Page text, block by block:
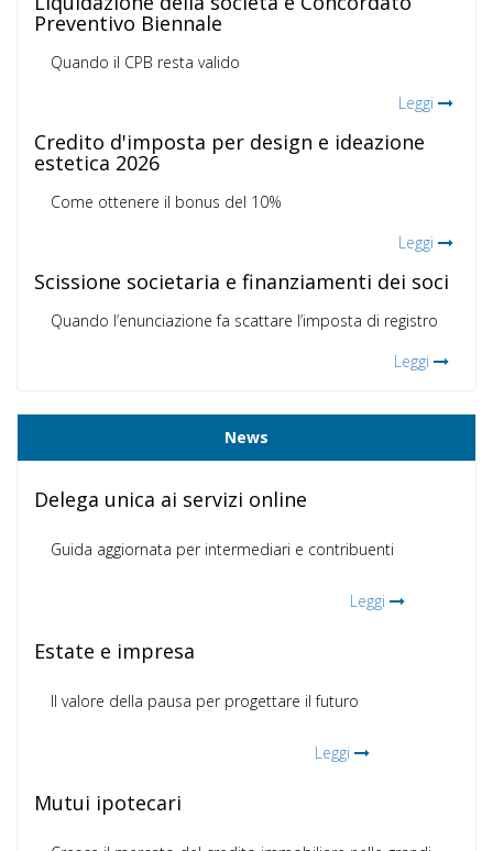
Preventivo Biennale
Quando il CPB resta valido
Leggi
Credito d'imposta per design e ideazione
estetica 2026
Come ottenere il bonus del 10%
Leggi
Scissione societaria e finanziamenti dei soci
Quando l’enunciazione fa scattare l’imposta di registro
Leggi
News
Delega unica ai servizi online
Guida aggiornata per intermediari e contribuenti
Leggi
Estate e impresa
Il valore della pausa per progettare il futuro
Leggi
Mutui ipotecari